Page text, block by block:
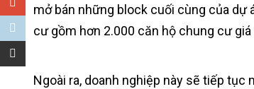
mở bán những block cuối cùng của dự
cư gồm hơn 2.000 căn hộ chung cư
Ngoài ra, doanh nghiệp này sẽ tiếp tục